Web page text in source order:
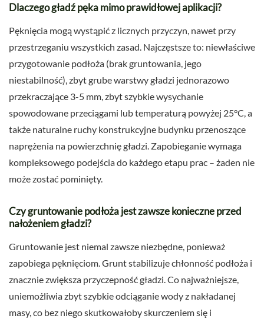
Dlaczego gładź pęka mimo prawidłowej aplikacji?
Pęknięcia mogą wystąpić z licznych przyczyn, nawet przy
przestrzeganiu wszystkich zasad. Najczęstsze to: niewłaściwe
przygotowanie podłoża (brak gruntowania, jego
niestabilność), zbyt grube warstwy gładzi jednorazowo
przekraczające 3-5 mm, zbyt szybkie wysychanie
spowodowane przeciągami lub temperaturą powyżej 25°C, a
także naturalne ruchy konstrukcyjne budynku przenoszące
naprężenia na powierzchnię gładzi. Zapobieganie wymaga
kompleksowego podejścia do każdego etapu prac – żaden nie
może zostać pominięty.
Czy gruntowanie podłoża jest zawsze konieczne przed
nałożeniem gładzi?
Gruntowanie jest niemal zawsze niezbędne, ponieważ
zapobiega pęknięciom. Grunt stabilizuje chłonność podłoża i
znacznie zwiększa przyczepność gładzi. Co najważniejsze,
uniemożliwia zbyt szybkie odciąganie wody z nakładanej
masy, co bez niego skutkowałoby skurczeniem się i